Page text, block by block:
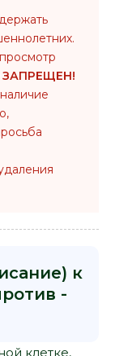
ЗАПРЕЩЕН!
к
-
клетке,